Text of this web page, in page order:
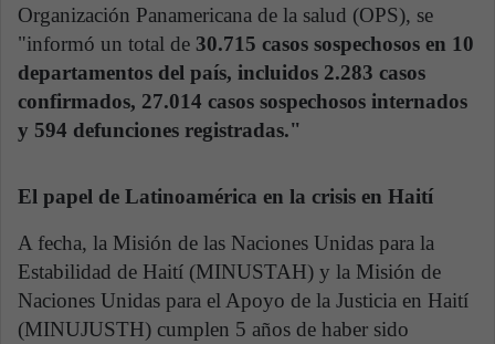
Organización Panamericana de la salud (OPS), se
"informó un total de 30.715 casos sospechosos en 10
departamentos del país, incluidos 2.283 casos
confirmados, 27.014 casos sospechosos internados
y 594 defunciones registradas."
El papel de Latinoamérica en la crisis en Haití
A fecha, la Misión de las Naciones Unidas para la
Estabilidad de Haití (MINUSTAH) y la Misión de
Naciones Unidas para el Apoyo de la Justicia en Haití
(MINUJUSTH) cumplen 5 años de haber sido